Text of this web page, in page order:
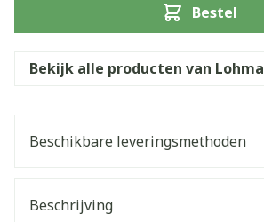
Bestel
Bekijk alle producten van
Beschikbare leveringsmethoden
Beschrijving